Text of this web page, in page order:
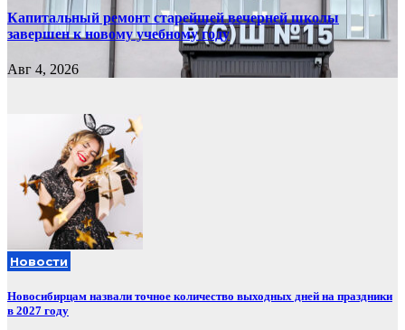
Капитальный ремонт старейшей вечерней школы
завершен к новому учебному году
Авг 4, 2026
Новости
Новосибирцам назвали точное количество выходных дней на праздники
в 2027 году